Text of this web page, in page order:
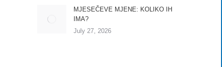
MJESEČEVE MJENE: KOLIKO IH
IMA?
July 27, 2026